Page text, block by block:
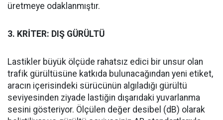
üretmeye odaklanmıştır.
3. KRİTER: DIŞ GÜRÜLTÜ
Lastikler büyük ölçüde rahatsız edici bir unsur olan
trafik gürültüsüne katkıda bulunacağından yeni etiket,
aracın içerisindeki sürücünün algıladığı gürültü
seviyesinden ziyade lastiğin dışarıdaki yuvarlanma
sesini gösteriyor. Ölçülen değer desibel (dB) olarak